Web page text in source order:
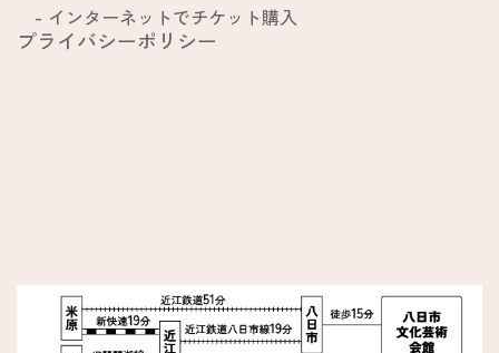
インターネットでチケット購入
プライバシーポリシー